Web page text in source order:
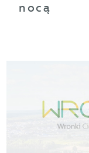
nocą